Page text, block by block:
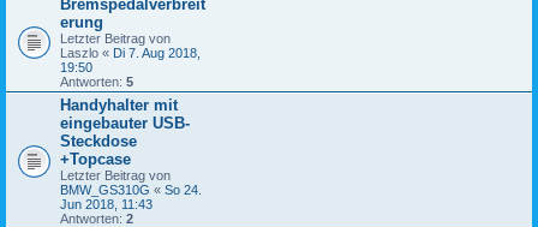
Bremspedalverbreit
erung
Letzter Beitrag von
Laszlo « Di 7. Aug 2018,
19:50
Antworten: 5
Handyhalter mit
eingebauter USB-
Steckdose
+Topcase
Letzter Beitrag von
BMW_GS310G « So 24.
Jun 2018, 11:43
Antworten: 2